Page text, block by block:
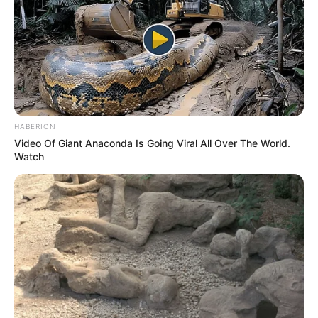
HABERION
Video Of Giant Anaconda Is Going Viral All Over The World.
Watch